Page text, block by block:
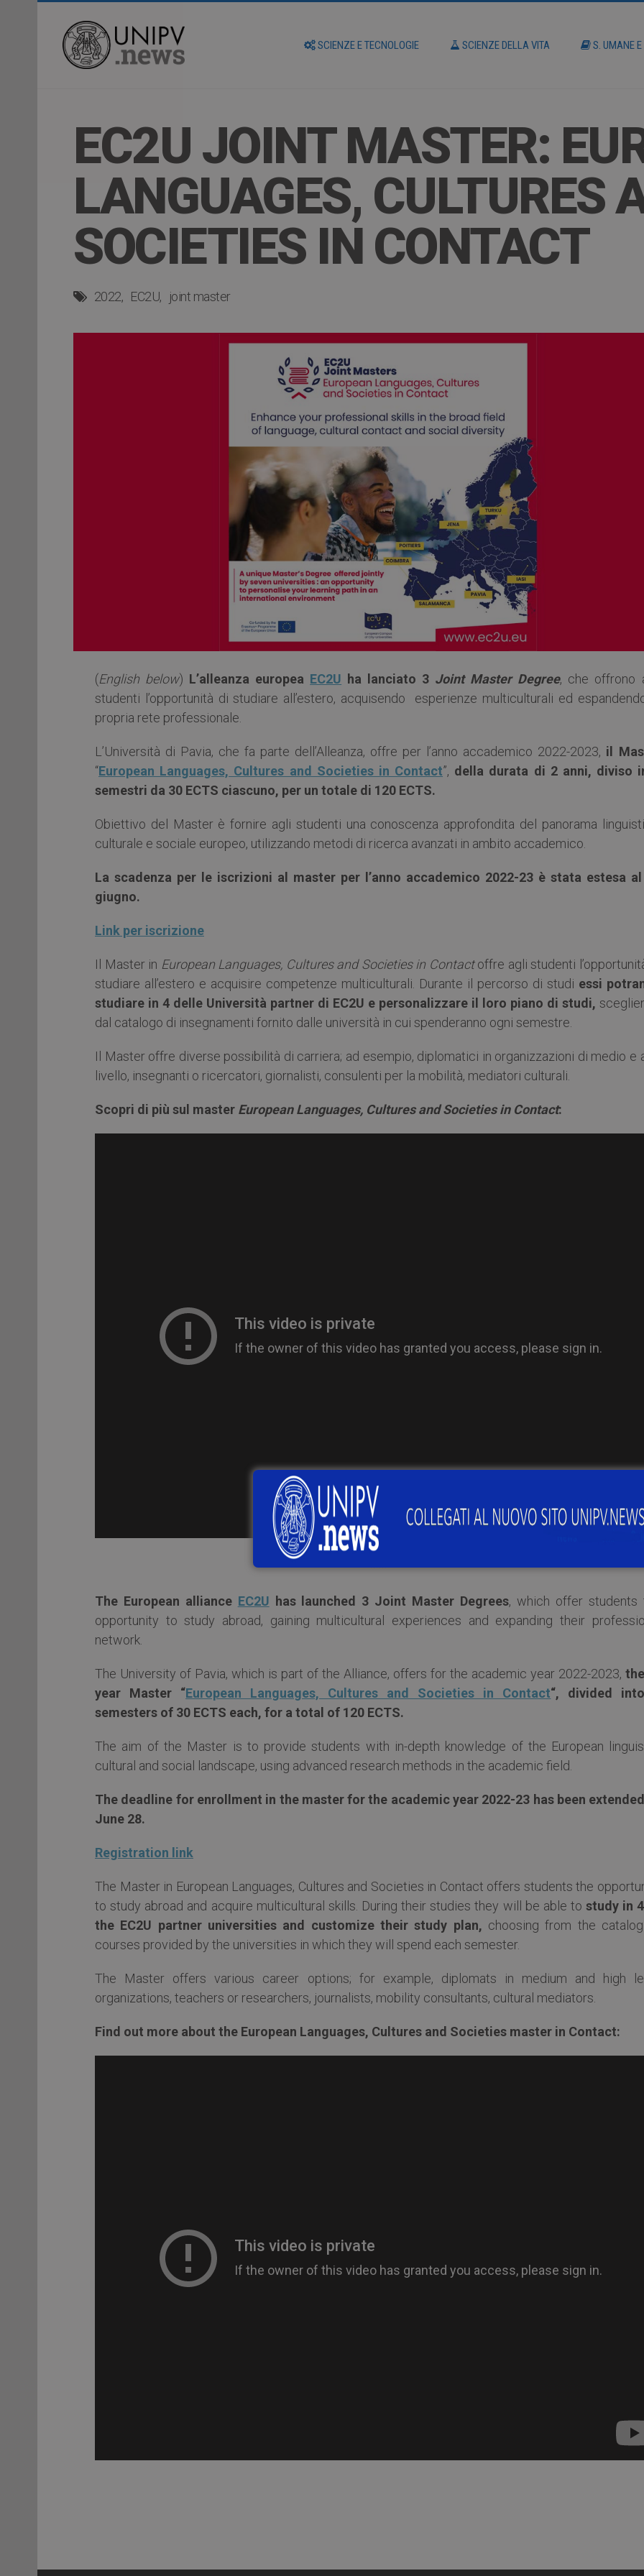
SCIENZE E TECNOLOGIE SCIENZE DELLA VITA S. UMANE
EC2U JOINT MASTER:
LANGUAGES, CULTURES
SOCIETIES IN CONTACT
2022 EC2U joint master
(English below) L’alleanza europea EC2U ha lanciato 3 Joint Master Degree, che offrono
studenti l’opportunità di studiare all’estero, acquisendo esperienze multiculturali ed
propria rete professionale.
L’Università di Pavia, che fa parte dell’Alleanza, offre per l’anno accademico 2022-2023, il
“European Languages, Cultures and Societies in Contact”, della durata di 2 anni, diviso
semestri da 30 ECTS ciascuno, per un totale di 120 ECTS.
Obiettivo del Master è fornire agli studenti una conoscenza approfondita del panorama
culturale e sociale europeo, utilizzando metodi di ricerca avanzati in ambito accademico.
La scadenza per le iscrizioni al master per l’anno accademico 2022-23 è stata estesa
giugno.
Link per iscrizione
Il Master in European Languages, Cultures and Societies in Contactoffre agli studenti
studiare all’estero e acquisire competenze multiculturali. Durante il percorso di studi essi
studiare in 4 delle Università partner di EC2U e personalizzare il loro piano di studi,
dal catalogo di insegnamenti fornito dalle università in cui spenderanno ogni semestre.
Il Master offre diverse possibilità di carriera; ad esempio, diplomatici in organizzazioni di medio e
livello, insegnanti o ricercatori, giornalisti, consulenti per la mobilità, mediatori culturali.
Scopri di più sul master European Languages, Cultures and Societies in Contact:
***
The European alliance EC2U has launched 3 Joint Master Degrees, which offer students
opportunity to study abroad, gaining multicultural experiences and expanding their
network.
The University of Pavia, which is part of the Alliance, offers for the academic year 2022-2023,
year Master “European Languages, Cultures and Societies in Contact“, divided
semesters of 30 ECTS each, for a total of 120 ECTS.
The aim of the Master is to provide students with in-depth knowledge of the European
cultural and social landscape, using advanced research methods in the academic field.
The deadline for enrollment in the master for the academic year 2022-23 has been
June 28.
Registration link
The Master in European Languages, Cultures and Societies in Contact offers students the
to study abroad and acquire multicultural skills. During their studies they will be able tostudy in
the EC2U partner universities and customize their study plan, choosing from the
courses provided by the universities in which they will spend each semester.
The Master offers various career options; for example, diplomats in medium and high
organizations, teachers or researchers, journalists, mobility consultants, cultural mediators.
Find out more about the European Languages, Cultures and Societies master in Contact: